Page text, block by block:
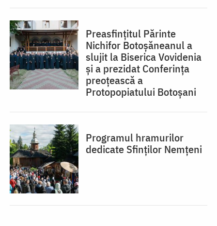
Preasfințitul Părinte
Nichifor Botoșăneanul a
slujit la Biserica Vovidenia
și a prezidat Conferința
preoțească a
Protopopiatului Botoșani
Programul hramurilor
dedicate Sfinților Nemțeni